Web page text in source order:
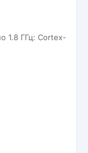
1.8 ГГц: Cortex-